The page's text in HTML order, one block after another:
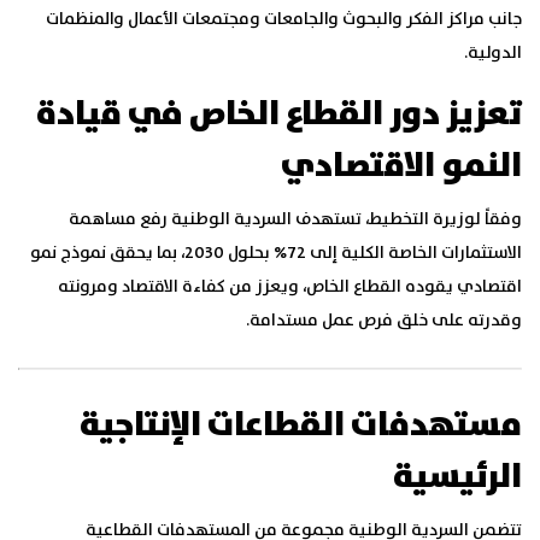
جانب مراكز الفكر والبحوث والجامعات ومجتمعات الأعمال والمنظمات
الدولية.
تعزيز دور القطاع الخاص في قيادة
النمو الاقتصادي
وفقاً لوزيرة التخطيط، تستهدف السردية الوطنية رفع مساهمة
الاستثمارات الخاصة الكلية إلى 72% بحلول 2030، بما يحقق نموذج نمو
اقتصادي يقوده القطاع الخاص، ويعزز من كفاءة الاقتصاد ومرونته
وقدرته على خلق فرص عمل مستدامة.
مستهدفات القطاعات الإنتاجية
الرئيسية
تتضمن السردية الوطنية مجموعة من المستهدفات القطاعية